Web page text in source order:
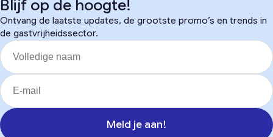
Blijf op de hoogte!
Ontvang de laatste updates, de grootste promo’s en trends in
de gastvrijheidssector.
Meld je aan!